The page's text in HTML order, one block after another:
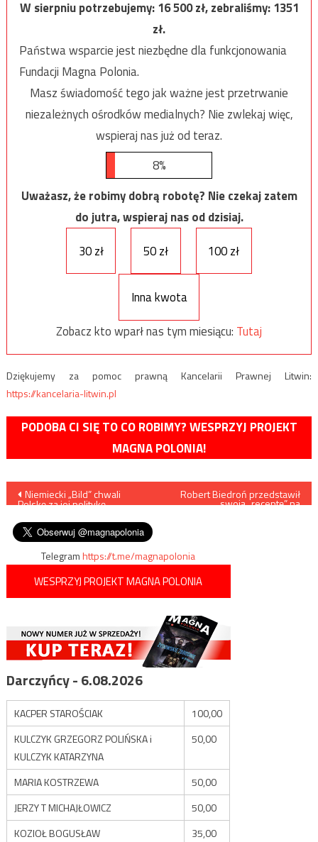
W sierpniu potrzebujemy:16 500zł, zebraliśmy:1351
zł.
Państwa wsparcie jest niezbędne dla funkcjonowania
Fundacji Magna Polonia.
Masz świadomość tego jak ważne jest przetrwanie
niezależnych ośrodków medialnych? Nie zwlekaj więc,
wspieraj nas już od teraz.
8%
Uważasz, że robimy dobrą robotę? Nie czekaj zatem
do jutra, wspieraj nas od dzisiaj.
30 zł
50 zł 100 zł
Inna kwota
Zobacz kto wparł nas tym miesiącu: Tutaj
Dziękujemy za pomoc prawną Kancelarii Prawnej Litwin:
https://kancelaria-litwin.pl
PODOBA CI SIĘ TO CO ROBIMY? WESPRZYJ PROJEKT
MAGNA POLONIA!
Nawigacja
wpisu
Niemiecki „Bild” chwali
Polskę za jej politykę
Robert Biedroń przedstawił
swoją „receptę” na
Telegramhttps://t.me/magnapolonia
WESPRZYJ PROJEKT MAGNA POLONIA
Darczyńcy - 6.08.2026
KACPER STAROŚCIAK
100,00
KULCZYK GRZEGORZ POLIŃSKA i
KULCZYK KATARZYNA
50,00
MARIA KOSTRZEWA
50,00
JERZY T MICHAJŁOWICZ
50,00
KOZIOŁ BOGUSŁAW
35,00